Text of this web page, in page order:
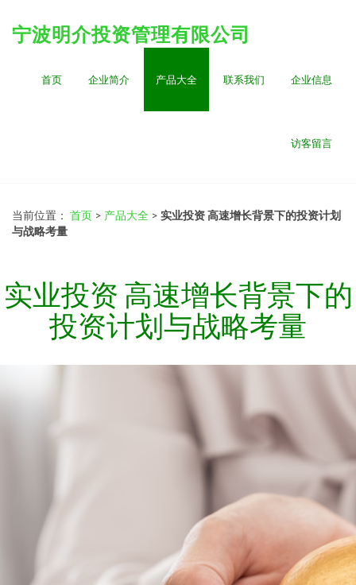
宁波明介投资管理有限公司
首页 企业简介 产品大全 联系我们 企业信息
访客留言
当前位置： 首页 > 产品大全 > 实业投资 高速增长背景下的投资计划
与战略考量
实业投资 高速增长背景下的
投资计划与战略考量